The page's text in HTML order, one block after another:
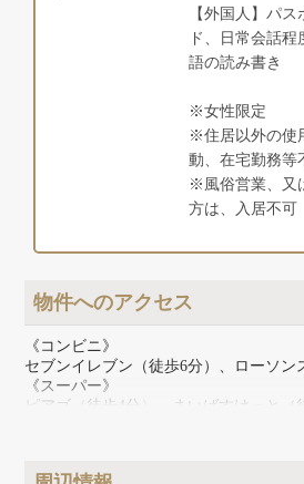
【外国人】パ
ド、日常会話
語の読み書き
※女性限定
※住居以外の使
動、在宅勤務等
※風俗営業、又
方は、入居不可
物件へのアクセス
《コンビニ》
セブンイレブン（徒歩6分）、ローソン
《スーパー》
ピアゴ（徒歩4分）、まいばすけっと（